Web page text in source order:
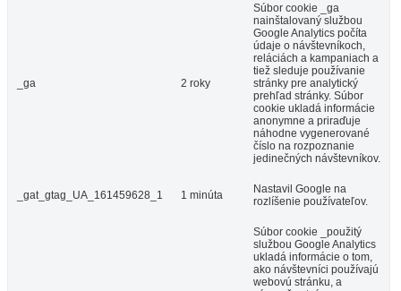
_ga 2 roky
Súbor cookie _ga
nainštalovaný službou
Google Analytics počíta
údaje o návštevníkoch,
reláciách a kampaniach a
tiež sleduje používanie
stránky pre analytický
prehľad stránky. Súbor
cookie ukladá informácie
anonymne a priraďuje
náhodne vygenerované
číslo na rozpoznanie
jedinečných návštevníkov.
_gat_gtag_UA_161459628_1 1 minúta
Nastavil Google na
rozlíšenie používateľov.
Súbor cookie _použitý
službou Google Analytics
ukladá informácie o tom,
ako návštevníci používajú
webovú stránku, a